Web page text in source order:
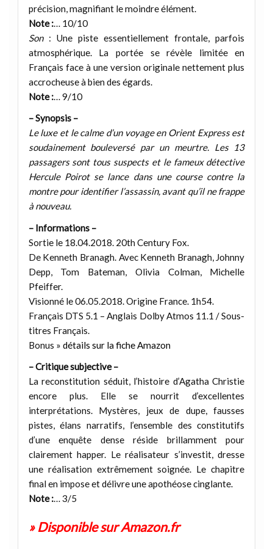
précision, magnifiant le moindre élément.
Note :… 10/10
Son: Une piste essentiellement frontale, parfois
atmosphérique. La portée se révèle limitée en
Français face à une version originale nettement plus
accrocheuse à bien des égards.
Note :… 9/10
– Synopsis –
Le luxe et le calme d’un voyage en Orient Express est
soudainement bouleversé par un meurtre. Les 13
passagers sont tous suspects et le fameux détective
Hercule Poirot se lance dans une course contre la
montre pour identifier l’assassin, avant qu’il ne frappe
à nouveau.
– Informations –
Sortie le 18.04.2018. 20th Century Fox.
De Kenneth Branagh. Avec Kenneth Branagh, Johnny
Depp, Tom Bateman, Olivia Colman, Michelle
Pfeiffer.
Visionné le 06.05.2018. Origine France. 1h54.
Français DTS 5.1 – Anglais Dolby Atmos 11.1 / Sous-
titres Français.
Bonus » détails sur la fiche Amazon
– Critique subjective –
La reconstitution séduit, l’histoire d’Agatha Christie
encore plus. Elle se nourrit d’excellentes
interprétations. Mystères, jeux de dupe, fausses
pistes, élans narratifs, l’ensemble des constitutifs
d’une enquête dense réside brillamment pour
clairement happer. Le réalisateur s’investit, dresse
une réalisation extrêmement soignée. Le chapitre
final en impose et délivre une apothéose cinglante.
Note :… 3/5
» Disponible sur Amazon.fr